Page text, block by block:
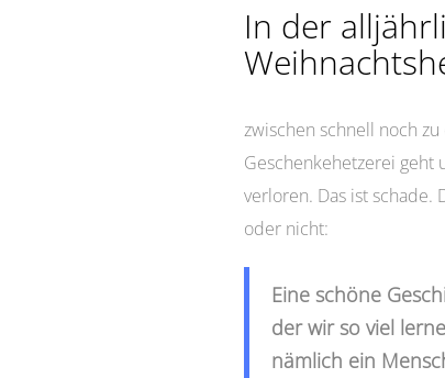
In der
zwischen schnell noch
Geschenkehetzerei geht
verloren. Das ist schade.
oder nicht:
Eine schöne
der wir so viel
nämlich ein